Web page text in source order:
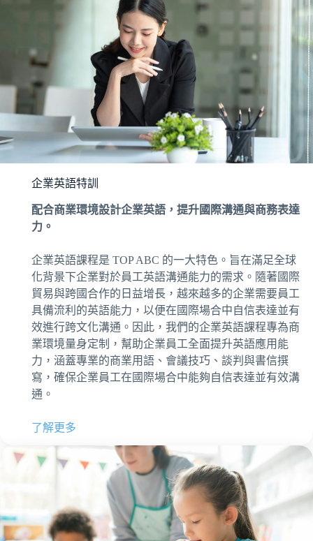
企業英語特訓
配合商業環境設計企業英語，提升國際溝通與商務表達
力。
企業英語課程是 TOP ABC 的一大特色。旨在滿足全球
化背景下企業對於員工英語溝通能力的需求。隨著國際
貿易與跨國合作的日益增長，越來越多的企業需要員工
具備流利的英語能力，以便在國際場合中自信表達並有
效進行跨文化溝通。因此，我們的企業英語課程專為商
業環境量身定制，幫助企業員工全面提升英語應用能
力，涵蓋專業的商業用語、會議技巧、談判與書信撰
寫，確保企業員工在國際場合中能夠自信表達並有效溝
通。
了解更多